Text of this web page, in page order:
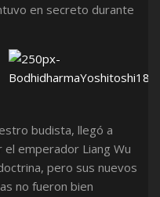
en secreto durante
budista, llegó a
el emperador Liang Wu
pero sus nuevos
no fueron bien